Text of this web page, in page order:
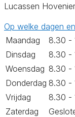
Lucassen
Op welke dagen
Maandag
8.30 -
Dinsdag
8.30 -
Woensdag 8.30 -
Donderdag 8.30 -
Vrijdag
8.30 -
Zaterdag